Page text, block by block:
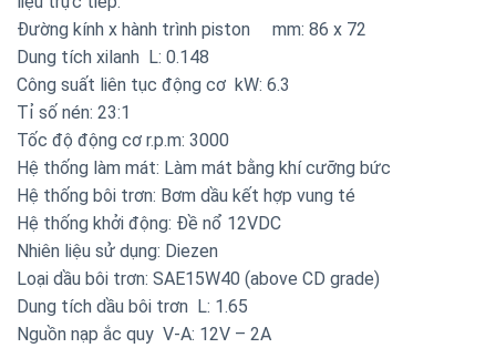
Đường kính x hành trình piston mm: 86 x 72
Dung tích xilanh L: 0.148
Công suất liên tục động cơ kW: 6.3
Tỉ số nén: 23:1
Tốc độ động cơ r.p.m: 3000
Hệ thống làm mát: Làm mát bằng khí cưỡng bức
Hệ thống bôi trơn: Bơm dầu kết hợp vung té
Hệ thống khởi động: Đề nổ 12VDC
Nhiên liệu sử dụng: Diezen
Loại dầu bôi trơn: SAE15W40 (above CD grade)
Dung tích dầu bôi trơn L: 1.65
Nguồn nạp ắc quy V-A: 12V – 2A